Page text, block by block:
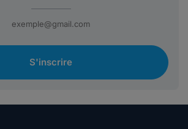
S'inscrire